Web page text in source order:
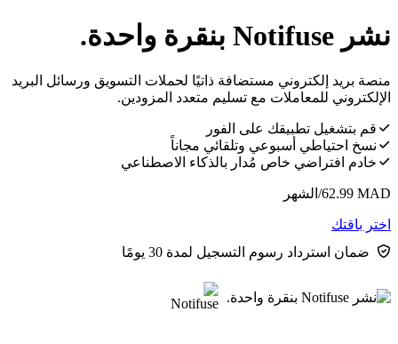
نشر Notifuse بنقرة واحدة.
منصة بريد إلكتروني مستضافة ذاتيًا لحملات التسويق ورسائل البريد
الإلكتروني للمعاملات مع تسليم متعدد المزودين.
قم بتشغيل تطبيقك على الفور
نسخ احتياطي أسبوعي وتلقائي مجاناً
خادم افتراضي خاص مُدار بالذكاء الاصطناعي
MAD
62.99/الشهر
اختر باقتك
ضمان استرداد رسوم التسجيل لمدة 30 يومًا